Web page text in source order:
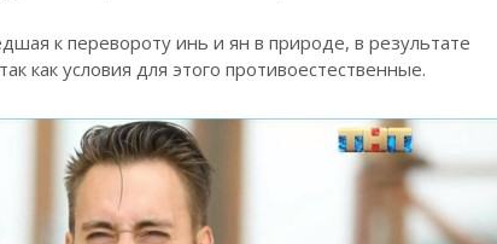
к перевороту инь и ян в природе, в результате
как условия для этого противоестественные.